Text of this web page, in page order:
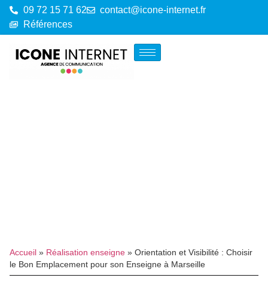
09 72 15 71 62
contact@icone-internet.fr
Références
Accueil » Réalisation enseigne » Orientation et Visibilité : Choisir
le Bon Emplacement pour son Enseigne à Marseille